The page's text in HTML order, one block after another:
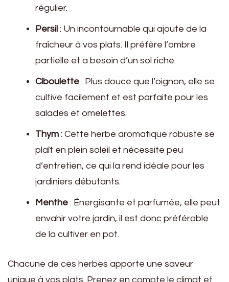
régulier.
Persil : Un incontournable qui ajoute de la
fraîcheur à vos plats. Il préfère l’ombre
partielle et a besoin d’un sol riche.
Ciboulette : Plus douce que l’oignon, elle se
cultive facilement et est parfaite pour les
salades et omelettes.
Thym : Cette herbe aromatique robuste se
plaît en plein soleil et nécessite peu
d’entretien, ce qui la rend idéale pour les
jardiniers débutants.
Menthe : Énergisante et parfumée, elle peut
envahir votre jardin, il est donc préférable
de la cultiver en pot.
Chacune de ces herbes apporte une saveur
unique à vos plats. Prenez en compte le climat et